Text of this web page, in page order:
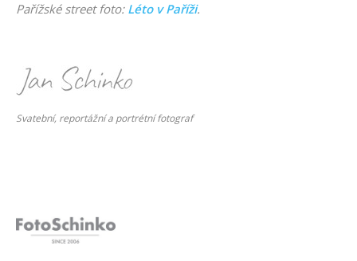
Pařížské street foto: Léto v Paříži.
Svatební, reportážní a portrétní fotograf